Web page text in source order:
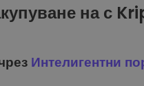
на с
Интелигентни